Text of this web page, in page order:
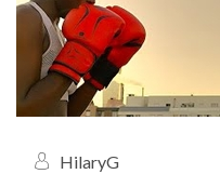
HilaryG